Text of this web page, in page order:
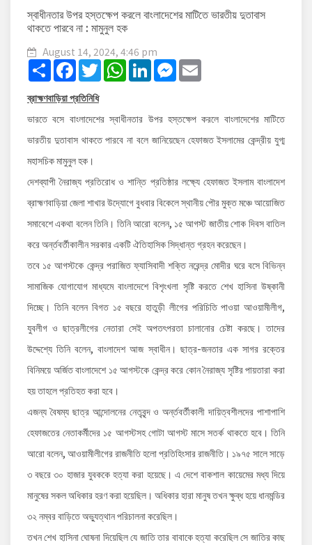
স্বাধীনতার উপর হস্তক্ষেপ করলে বাংলাদেশের মাটিতে ভারতীয় দুতাবাস
থাকতে পারবে না : মামুনুল হক
August 14, 2024, 4:46 pm
Share FacebookTwitterWhatsAppLinkedInMessenger
ব্রাহ্মণবাড়িয়া প্রতিনিধি
ভারতে বসে বাংলাদেশের স্বাধীনতার উপর হস্তক্ষেপ করলে বাংলাদেশের মাটিতে
ভারতীয় দুতাবাস থাকতে পারবে না বলে জানিয়েছেন হেফাজত ইসলামের কেন্দ্রীয় যুগ্ম
মহাসচিক মামুনুল হক।
দেশব্যাপী নৈরাজ্য প্রতিরোধ ও শান্তি প্রতিষ্ঠার লক্ষ্যে হেফাজত ইসলাম বাংলাদেশ
ব্রাহ্মণবাড়িয়া জেলা শাখার উদ্যোগে বুধবার বিকেলে স্থানীয় পৌর মুক্ত মঞ্চে আয়োজিত
সমাবেশে একথা বলেন তিনি। তিনি আরো বলেন, ১৫ আগস্ট জাতীয় শোক দিবস বাতিল
করে অর্ন্তবর্তীকালীন সরকার একটি ঐতিহাসিক সিদ্ধান্ত গ্রহন করেছেন।
তবে ১৫ আগস্টকে কেন্দ্র পরাজিত ফ্যাসিবাদী শক্তি নরেন্দ্র মোদীর ঘরে বসে বিভিন্ন
সামাজিক যোগাযোগ মাধ্যমে বাংলাদেশে বিশৃংখলা সৃষ্টি করতে শেখ হাসিনা উষ্কানী
দিচ্ছে। তিনি বলেন বিগত ১৫ বছরে হাতুড়ী লীগের পরিচিতি পাওয়া আওয়ামীলীগ,
যুবলীগ ও ছাত্রলীগের নেতারা সেই অপতৎপরতা চালানোর চেষ্টা করছে। তাদের
উদ্দেশ্যে তিনি বলেন, বাংলাদেশ আজ স্বাধীন। ছাত্র-জনতার এক সাগর রক্তের
বিনিময়ে অর্জিত বাংলাদেশে ১৫ আগস্টকে কেন্দ্র করে কোন নৈরাজ্য সৃষ্টির পায়তারা করা
হয় তাহলে প্রতিহত করা হবে।
এজন্য বৈষম্য ছাত্র আন্দোলনের নেতৃবৃন্দ ও অর্ন্তবর্তীকালী দায়িত্বশীলদের পাশাপাশি
হেফাজতের নেতাকর্মীদের ১৫ আগস্টসহ গোটা আগস্ট মাসে সতর্ক থাকতে হবে। তিনি
আরো বলেন, আওয়ামীলীগের রাজনীতি হলো প্রতিহিংসার রাজনীতি। ১৯৭৫ সালে সাড়ে
৩ বছরে ৩০ হাজার যুবককে হত্যা করা হয়েছে। এ দেশে বাকশাল কায়েমের মধ্য দিয়ে
মানুষের সকল অধিকার হরণ করা হয়েছিল। অধিকার হারা মানুষ তখন ক্ষুব্ধ হয়ে ধানমন্ডির
৩২ নম্বর বাড়িতে অভ্যুত্থান পরিচালনা করেছিল।
তখন শেখ হাসিনা ঘোষনা দিয়েছিল যে জাতি তার বাবাকে হত্যা করেছিল সে জাতির কাছ